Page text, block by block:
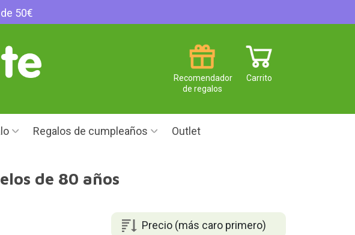
50€
Carrito
Recomendador
de regalos
Regalos de cumpleaños Outlet
de 80 años
Precio (más caro primero)